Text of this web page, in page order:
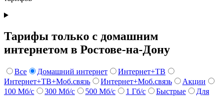
Тарифы только с домашним
интернетом в Ростове-на-Дону
Все Домашний интернет
Интернет+ТВ
Интернет+ТВ+Моб.связь
Интернет+Моб.связь
Акции
100 Мб/с
300 Мб/с 500 Мб/с 1 Гб/c Быстрые
Для